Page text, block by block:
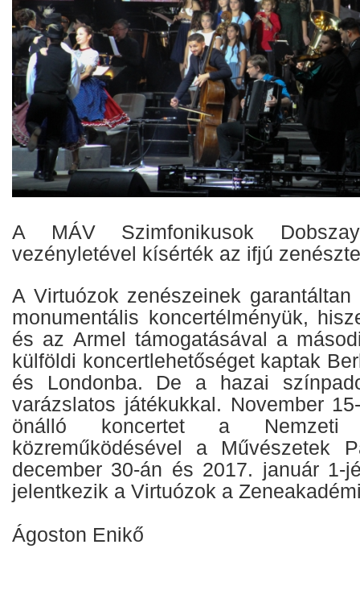
A MÁV Szimfonikusok
vezényletével kísérték az ifjú
A Virtuózok zenészeinek
monumentális koncertélményük,
és az Armel támogatásával a
külföldi koncertlehetőséget kaptak
és Londonba. De a hazai
varázslatos játékukkal. November
önálló koncertet a Nemzeti
közreműködésével a Művészetek
december 30-án és 2017. január 1-
jelentkezik a Virtuózok a
Ágoston Enikő